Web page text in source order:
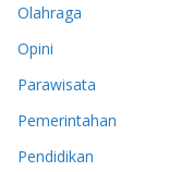
Olahraga
Opini
Parawisata
Pemerintahan
Pendidikan